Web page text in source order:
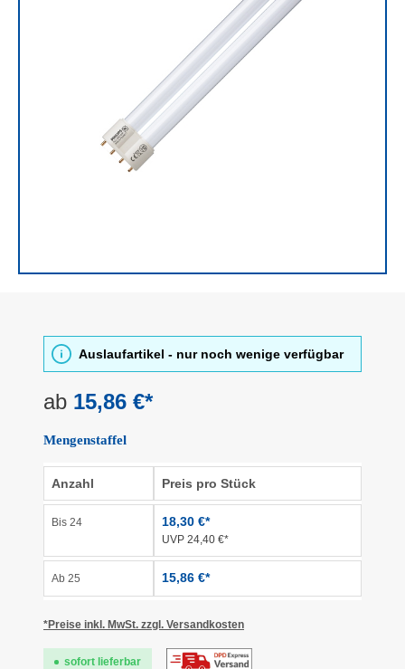
Auslaufartikel - nur noch wenige verfügbar
ab 15,86 €*
Mengenstaffel
Anzahl Preis pro Stück
Bis 24 18,30 €*
UVP 24,40 €*
Ab 25 15,86 €*
*Preise inkl. MwSt. zzgl. Versandkosten
sofort lieferbar